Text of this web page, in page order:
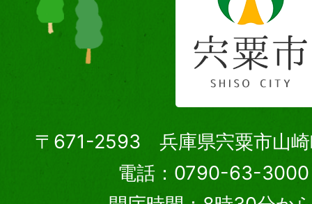
〒671-2593 兵庫県宍粟市山崎
電話：0790-63-3000